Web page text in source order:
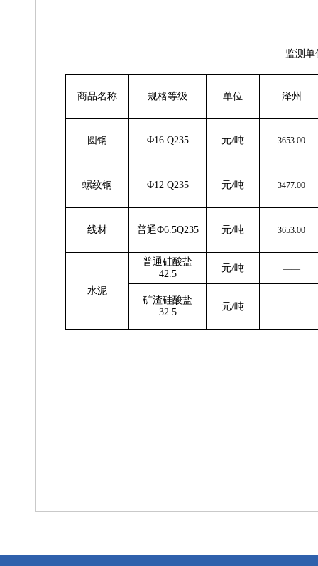
监测单
商品名称 规格等级 单位 泽州
圆 钢 Φ16 Q235 元/吨 3653.00
螺纹钢 Φ12 Q235 元/吨 3477.00
线材 普通Φ6.5Q235 元/吨 3653.00
水泥
普通硅酸盐
42.5
元/吨 ——
矿渣硅酸盐
32.5
元/吨 ——